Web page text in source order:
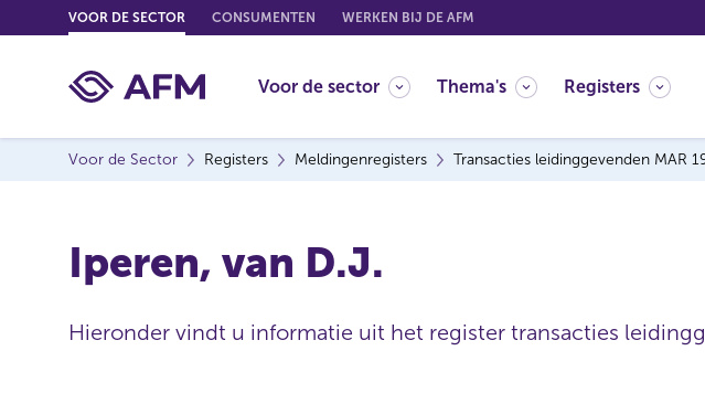
o
o
VOOR DE SECTOR CONSUMENTEN WERKEN BIJ DE AFM
Voor de sector Thema's Registers
Voor de Sector Registers Meldingenregisters Transacties leidinggevenden MAR
Iperen, van D.J.
Hieronder vindt u informatie uit het register transacties